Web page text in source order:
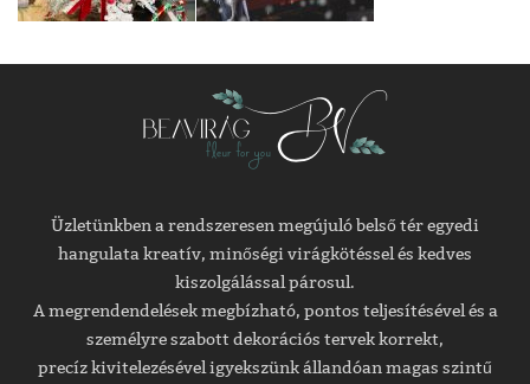
Üzletünkben a rendszeresen megújuló belső tér egyedi
hangulata kreatív, minőségi virágkötéssel és kedves
kiszolgálással párosul.
A megrendendelések megbízható, pontos teljesítésével és a
személyre szabott dekorációs tervek korrekt,
precíz kivitelezésével igyekszünk állandóan magas szintű